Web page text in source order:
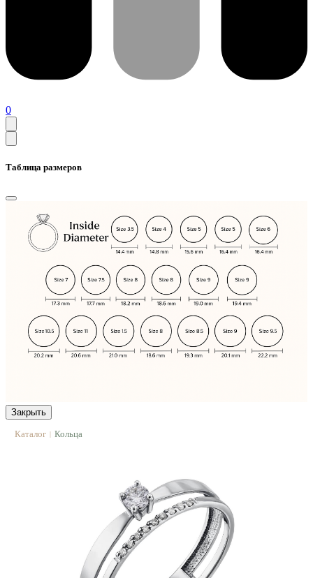
0
Таблица размеров
Закрыть
Каталог | Кольца